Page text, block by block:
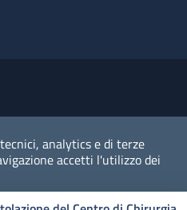
analytics e di terze
accetti l'utilizzo dei
dato personale